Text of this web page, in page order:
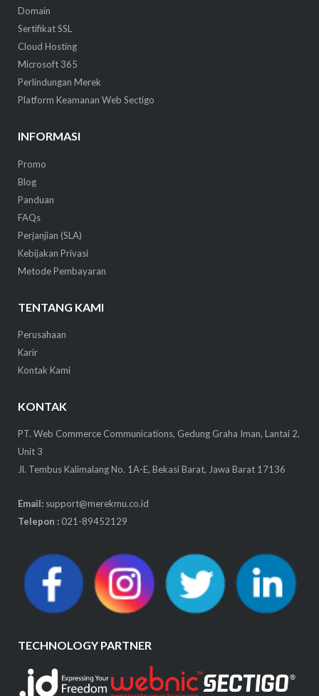
Domain
Sertifikat SSL
Cloud Hosting
Microsoft 365
Perlindungan Merek
Platform Keamanan Web Sectigo
INFORMASI
Promo
Blog
Panduan
FAQs
Perjanjian (SLA)
Kebijakan Privasi
Metode Pembayaran
TENTANG KAMI
Perusahaan
Karir
Kontak Kami
KONTAK
PT. Web Commerce Communications, Gedung Graha Iman, Lantai 2,
Unit 3
Jl. Tembus Kalimalang No. 1A-E, Bekasi Barat, Jawa Barat 17136
Email:support@merekmu.co.id
Telepon :021-89452129
TECHNOLOGY PARTNER